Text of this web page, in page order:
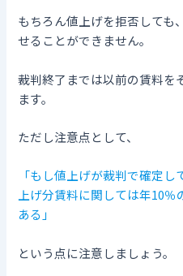
もちろん値上げを拒否しても
せることができません。
裁判終了までは以前の賃料を
ます。
ただし注意点として、
「もし値上げが裁判で確定
上げ分賃料に関しては年10
ある」
という点に注意しましょう。